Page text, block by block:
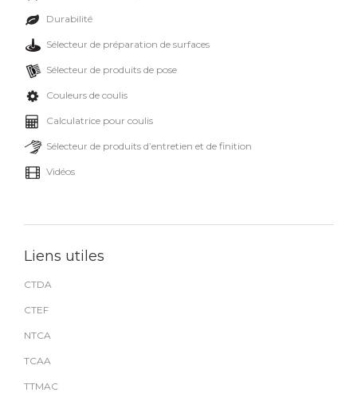
Durabilité
Sélecteur de préparation de surfaces
Sélecteur de produits de pose
Couleurs de coulis
Calculatrice pour coulis
Sélecteur de produits d’entretien et de finition
Vidéos
Liens utiles
CTDA
CTEF
NTCA
TCAA
TTMAC